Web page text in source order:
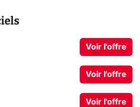
Voir l'offre
Voir l'offre
Voir l'offre